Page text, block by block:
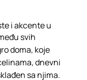
i akcente u
svih
doma, koje
dnevni
sa njima.